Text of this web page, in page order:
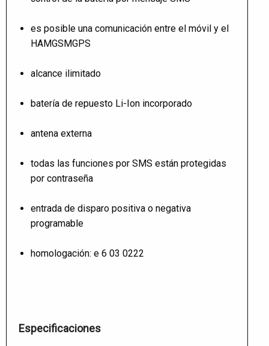
es posible una comunicación entre el móvil y el
HAMGSMGPS
alcance ilimitado
batería de repuesto Li-Ion incorporado
antena externa
todas las funciones por SMS están protegidas
por contraseña
entrada de disparo positiva o negativa
programable
homologación: e 6 03 0222
Especificaciones